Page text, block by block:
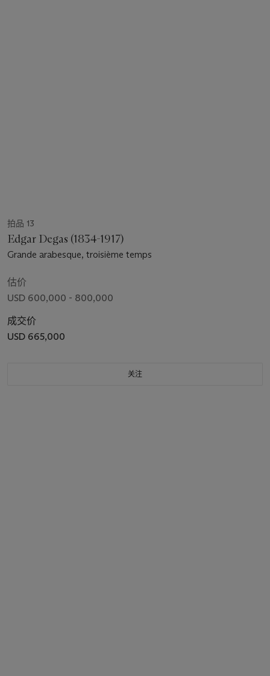
拍品 13
Edgar Degas (1834-1917)
Grande arabesque, troisième temps
估价
USD 600,000 - 800,000
成交价
USD 665,000
关注